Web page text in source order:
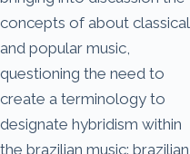
concepts of about classical
and popular music,
questioning the need to
create a terminology to
designate hybridism within
the brazilian music: brazilian